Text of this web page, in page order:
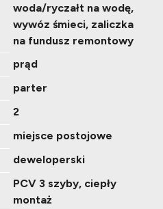
woda/ryczałt na wodę,
wywóz śmieci, zaliczka
na fundusz remontowy
prąd
parter
2
miejsce postojowe
deweloperski
PCV 3 szyby, ciepły
montaż